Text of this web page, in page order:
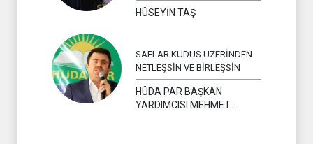
HÜSEYİN TAŞ
SAFLAR KUDÜS ÜZERİNDEN
NETLEŞSİN VE BİRLEŞSİN
HÜDA PAR BAŞKAN
YARDIMCISI MEHMET